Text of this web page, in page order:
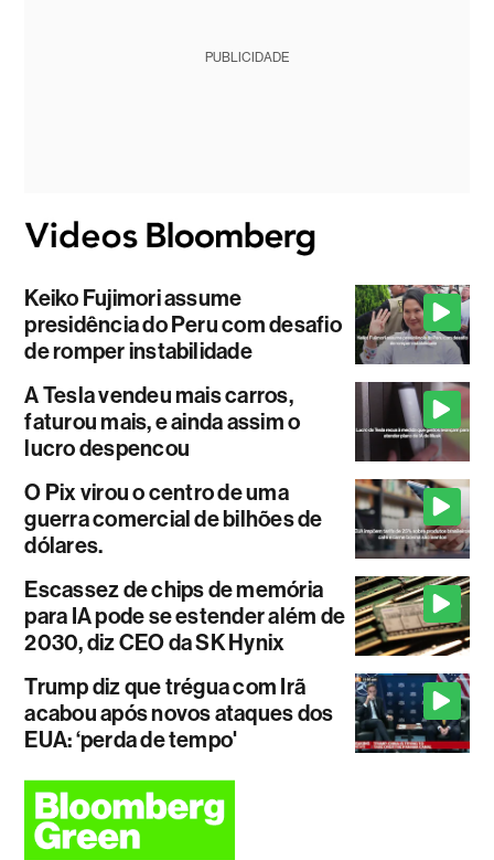
PUBLICIDADE
Keiko Fujimori assume
presidência do Peru com desafio
de romper instabilidade
A Tesla vendeu mais carros,
faturou mais, e ainda assim o
lucro despencou
O Pix virou o centro de uma
guerra comercial de bilhões de
dólares.
Escassez de chips de memória
para IA pode se estender além de
2030, diz CEO da SK Hynix
Trump diz que trégua com Irã
acabou após novos ataques dos
EUA: ‘perda de tempo'